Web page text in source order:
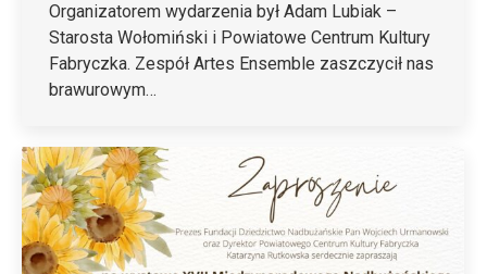
Organizatorem wydarzenia był Adam Lubiak –
Starosta Wołomiński i Powiatowe Centrum Kultury
Fabryczka. Zespół Artes Ensemble zaszczycił nas
brawurowym…